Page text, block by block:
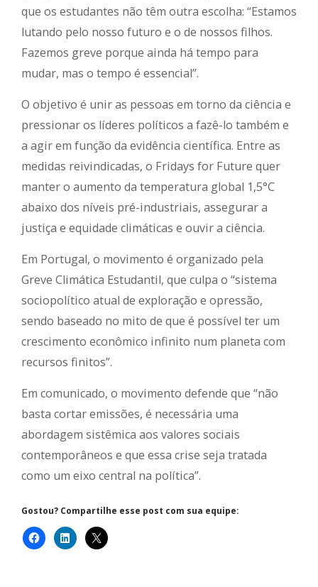
que os estudantes não têm outra escolha: “Estamos
lutando pelo nosso futuro e o de nossos filhos.
Fazemos greve porque ainda há tempo para
mudar, mas o tempo é essencial”.
O objetivo é unir as pessoas em torno da ciência e
pressionar os líderes políticos a fazê-lo também e
a agir em função da evidência científica. Entre as
medidas reivindicadas, o Fridays for Future quer
manter o aumento da temperatura global 1,5°C
abaixo dos níveis pré-industriais, assegurar a
justiça e equidade climáticas e ouvir a ciência.
Em Portugal, o movimento é organizado pela
Greve Climática Estudantil, que culpa o “sistema
sociopolítico atual de exploração e opressão,
sendo baseado no mito de que é possível ter um
crescimento econômico infinito num planeta com
recursos finitos”.
Em comunicado, o movimento defende que “não
basta cortar emissões, é necessária uma
abordagem sistêmica aos valores sociais
contemporâneos e que essa crise seja tratada
como um eixo central na política”.
Gostou? Compartilhe esse post com sua equipe: